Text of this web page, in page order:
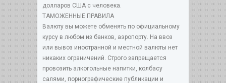
долларов США с человека.
ТАМОЖЕННЫЕ ПРАВИЛА
Валюту вы можете обменять по официальному
курсу в любом из банков, аэропорту. На ввоз
или вывоз иностранной и местной валюты нет
никаких ограничений. Строго запрещается
провозить алкогольные напитки, колбасу
салями, порнографические публикации и